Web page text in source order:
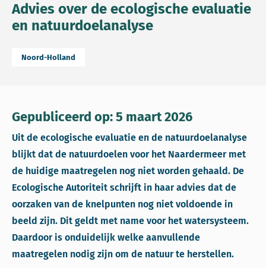
Advies over de ecologische evaluatie
en natuurdoelanalyse
Noord-Holland
Gepubliceerd op: 5 maart 2026
Uit de ecologische evaluatie en de natuurdoelanalyse
blijkt dat de natuurdoelen voor het Naardermeer met
de huidige maatregelen nog niet worden gehaald. De
Ecologische Autoriteit schrijft in haar advies dat de
oorzaken van de knelpunten nog niet voldoende in
beeld zijn. Dit geldt met name voor het watersysteem.
Daardoor is onduidelijk welke aanvullende
maatregelen nodig zijn om de natuur te herstellen.